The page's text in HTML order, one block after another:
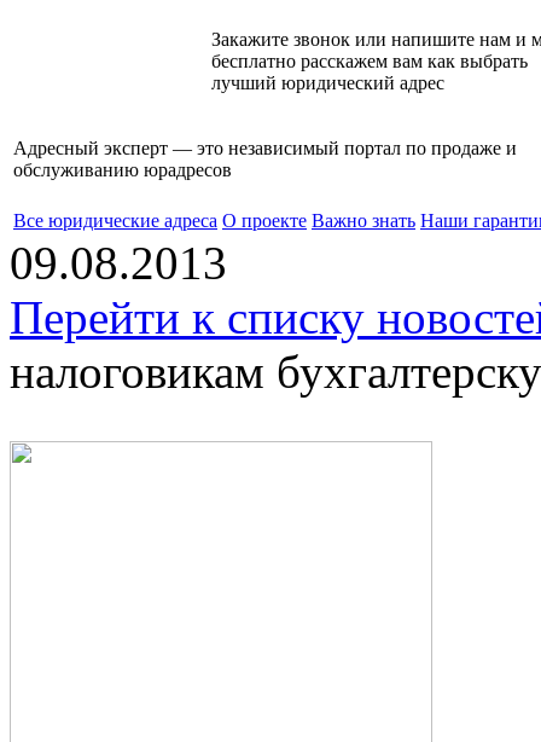
Закажите звонок или напишите нам и
бесплатно расскажем вам как выбрать
лучший юридический адрес
Адресный эксперт — это независимый портал по продаже и
обслуживанию юрадресов
Все юридические адреса О проекте Важно знать Наши
09.08.2013
Перейти к списку
налоговикам